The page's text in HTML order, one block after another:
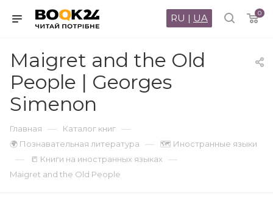
0
RU | UA
Maigret and the Old
People | Georges
Simenon
Главная — Каталог книг —
🌍 Познавательная литература — 🗺 Иностранные языки
— 📒 Книги на иностранных языках —
Maigret and the Old People